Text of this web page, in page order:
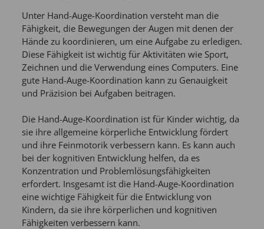
Unter Hand-Auge-Koordination versteht man die
Fähigkeit, die Bewegungen der Augen mit denen der
Hände zu koordinieren, um eine Aufgabe zu erledigen.
Diese Fähigkeit ist wichtig für Aktivitäten wie Sport,
Zeichnen und die Verwendung eines Computers. Eine
gute Hand-Auge-Koordination kann zu Genauigkeit
und Präzision bei Aufgaben beitragen.
Die Hand-Auge-Koordination ist für Kinder wichtig, da
sie ihre allgemeine körperliche Entwicklung fördert
und ihre Feinmotorik verbessern kann. Es kann auch
bei der kognitiven Entwicklung helfen, da es
Konzentration und Problemlösungsfähigkeiten
erfordert. Insgesamt ist die Hand-Auge-Koordination
eine wichtige Fähigkeit für die Entwicklung von
Kindern, da sie ihre körperlichen und kognitiven
Fähigkeiten verbessern kann.